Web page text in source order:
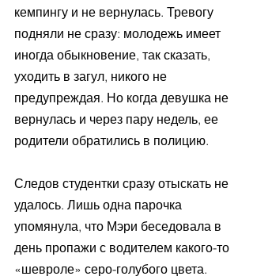
кемпингу и не вернулась. Тревогу
подняли не сразу: молодежь имеет
иногда обыкновение, так сказать,
уходить в загул, никого не
предупреждая. Но когда девушка не
вернулась и через пару недель, ее
родители обратились в полицию.
Следов студентки сразу отыскать не
удалось. Лишь одна парочка
упомянула, что Мэри беседовала в
день пропажи с водителем какого-то
«шевроле» серо-голубого цвета.